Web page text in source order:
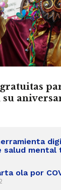
salud mental
ola por